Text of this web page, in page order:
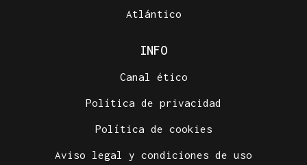
Atlántico
INFO
Canal ético
Política de privacidad
Política de cookies
Aviso legal y condiciones de uso